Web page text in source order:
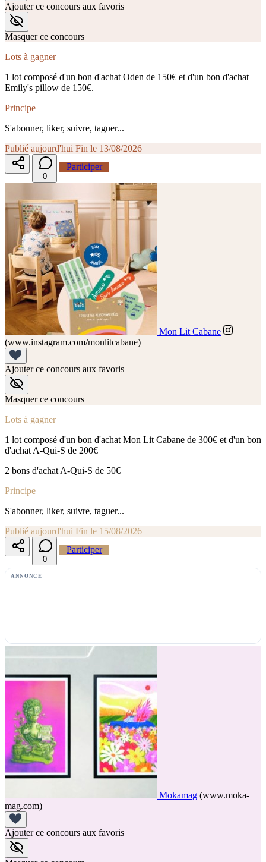
Ajouter ce concours aux favoris
Masquer ce concours
Lots à gagner
1 lot composé d'un bon d'achat Oden de 150€ et d'un bon d'achat
Emily's pillow de 150€.
Principe
S'abonner, liker, suivre, taguer...
Publié aujourd'hui Fin le 13/08/2026
0
Participer
Mon Lit Cabane
(www.instagram.com/monlitcabane)
Ajouter ce concours aux favoris
Masquer ce concours
Lots à gagner
1 lot composé d'un bon d'achat Mon Lit Cabane de 300€ et d'un bon
d'achat A-Qui-S de 200€
2 bons d'achat A-Qui-S de 50€
Principe
S'abonner, liker, suivre, taguer...
Publié aujourd'hui Fin le 15/08/2026
0
Participer
ANNONCE
Mokamag (www.moka-
mag.com)
Ajouter ce concours aux favoris